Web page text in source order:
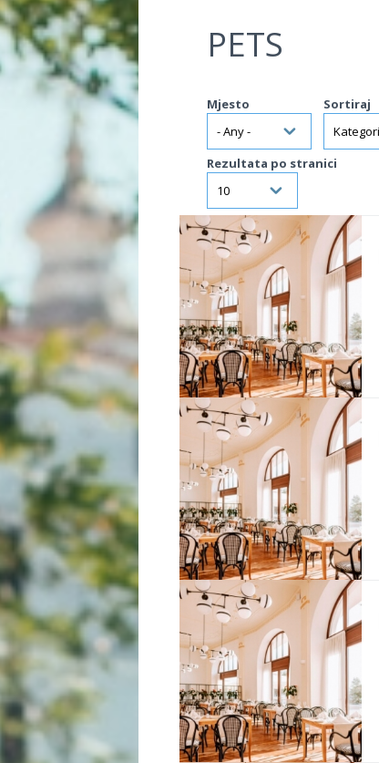
Jump to navigation
PETS
Mjesto Sortiraj
Rezultata po stranici